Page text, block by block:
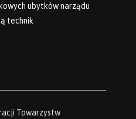
ubytków narządu
technik
Towarzystw